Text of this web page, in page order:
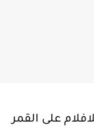
على القمر